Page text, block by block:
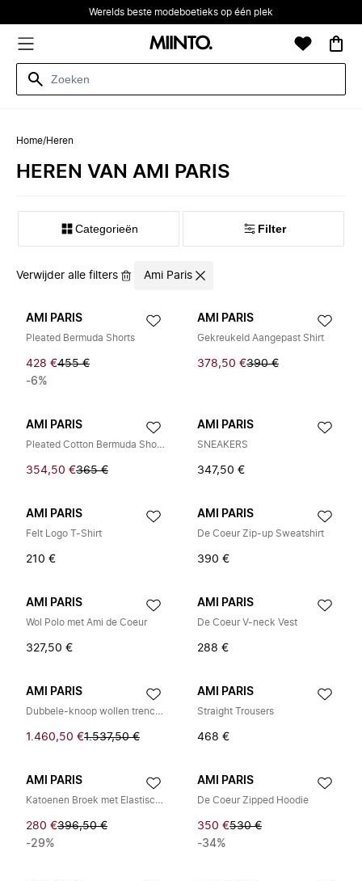
Werelds beste modeboetieks op één plek
Home/Heren
HEREN VAN AMI PARIS
Categorieën Filter
Verwijder alle filters Ami Paris
AMI PARIS
Pleated Bermuda Shorts
428 €455 €
-6%
AMI PARIS
Gekreukeld Aangepast Shirt
378,50 €390 €
AMI PARIS
Pleated Cotton Bermuda Shorts
354,50 €365 €
AMI PARIS
SNEAKERS
347,50 €
AMI PARIS
Felt Logo T-Shirt
210 €
AMI PARIS
De Coeur Zip-up Sweatshirt
390 €
AMI PARIS
Wol Polo met Ami de Coeur
327,50 €
AMI PARIS
De Coeur V-neck Vest
288 €
AMI PARIS
Dubbele-knoop wollen trenchcoat
1.460,50 €1.537,50 €
AMI PARIS
Straight Trousers
468 €
AMI PARIS
Katoenen Broek met Elastische Taille
280 €396,50 €
-29%
AMI PARIS
De Coeur Zipped Hoodie
350 €530 €
-34%